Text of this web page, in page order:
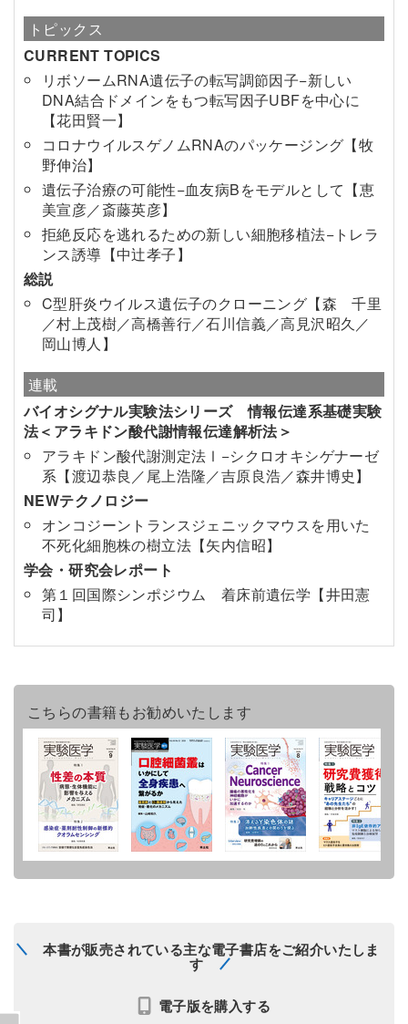
トピックス
CURRENT TOPICS
リボソームRNA遺伝子の転写調節因子−新しい
DNA結合ドメインをもつ転写因子UBFを中心に
【花田賢一】
コロナウイルスゲノムRNAのパッケージング【牧
野伸治】
遺伝子治療の可能性−血友病Bをモデルとして【恵
美宣彦／斎藤英彦】
拒絶反応を逃れるための新しい細胞移植法−トレラ
ンス誘導【中辻孝子】
総説
C型肝炎ウイルス遺伝子のクローニング【森 千里
／村上茂樹／高橋善行／石川信義／高見沢昭久／
岡山博人】
連載
バイオシグナル実験法シリーズ 情報伝達系基礎実験
法＜アラキドン酸代謝情報伝達解析法＞
アラキドン酸代謝測定法Ⅰ−シクロオキシゲナーゼ
系【渡辺恭良／尾上浩隆／吉原良浩／森井博史】
NEWテクノロジー
オンコジーントランスジェニックマウスを用いた
不死化細胞株の樹立法【矢内信昭】
学会・研究会レポート
第１回国際シンポジウム 着床前遺伝学【井田憲
司】
こちらの書籍もお勧めいたします
本書が販売されている主な電子書店をご紹介いたしま
す
電子版を購入する